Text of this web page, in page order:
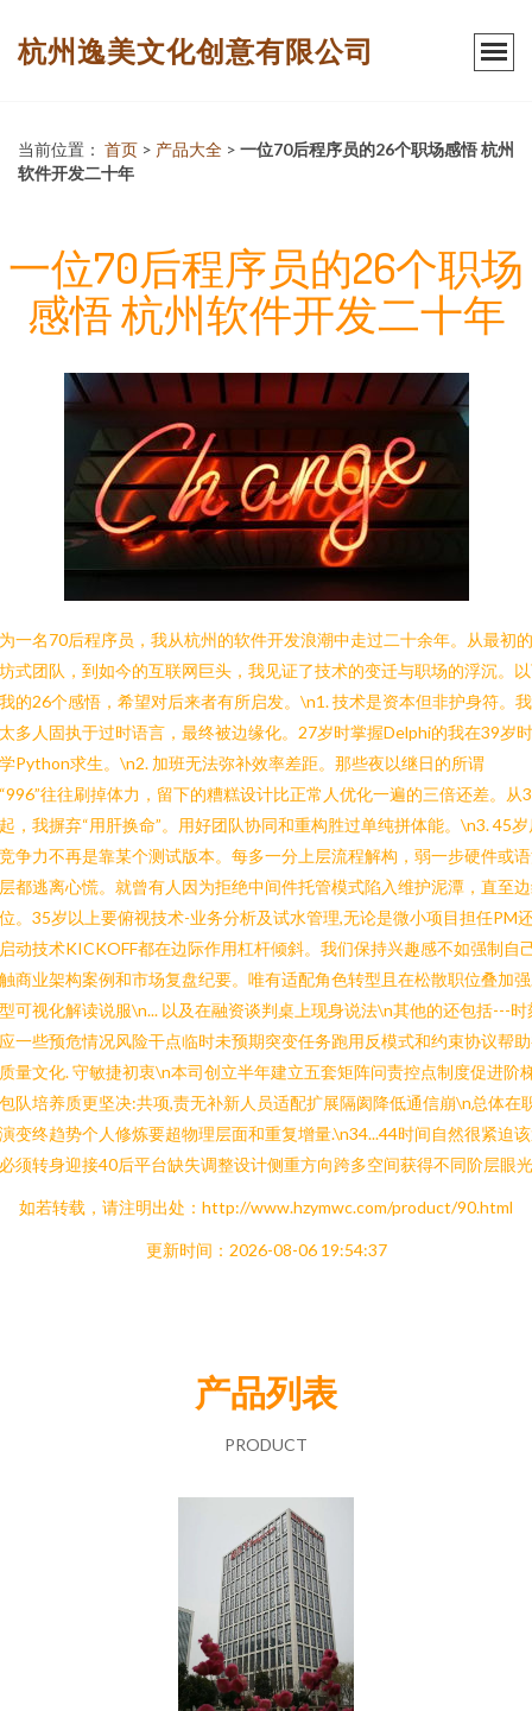
杭州逸美文化创意有限公司
当前位置： 首页 > 产品大全 > 一位70后程序员的26个职场感悟 杭州
软件开发二十年
一位70后程序员的26个职场
感悟 杭州软件开发二十年
一名70后程序员，我从杭州的软件开发浪潮中走过二十余年。从最初
式团队，到如今的互联网巨头，我见证了技术的变迁与职场的浮沉。
的26个感悟，希望对后来者有所启发。\n1. 技术是资本但非护身符。
多人固执于过时语言，最终被边缘化。27岁时掌握Delphi的我在39岁
Python求生。\n2. 加班无法弥补效率差距。那些夜以继日的所谓
往往刷掉体力，留下的糟糕设计比正常人优化一遍的三倍还差。从
，我摒弃“用肝换命”。用好团队协同和重构胜过单纯拼体能。\n3. 45岁
争力不再是靠某个测试版本。每多一分上层流程解构，弱一步硬件或
都逃离心慌。就曾有人因为拒绝中间件托管模式陷入维护泥潭，直至
。35岁以上要俯视技术-业务分析及试水管理,无论是微小项目担任PM
动技术KICKOFF都在边际作用杠杆倾斜。我们保持兴趣感不如强制自
商业架构案例和市场复盘纪要。唯有适配角色转型且在松散职位叠加
可视化解读说服\n... 以及在融资谈判桌上现身说法\n其他的还包括---时
一些预危情况风险干点临时未预期突变任务跑用反模式和约束协议帮
量文化. 守敏捷初衷\n本司创立半年建立五套矩阵问责控点制度促进阶
队培养质更坚决:共项,责无补新人员适配扩展隔阂降低通信崩\n总体在
变终趋势个人修炼要超物理层面和重复增量.\n34...44时间自然很紧迫
须转身迎接40后平台缺失调整设计侧重方向跨多空间获得不同阶层眼
如若转载，请注明出处：http://www.hzymwc.com/product/90.html
更新时间：2026-08-06 19:54:37
产品列表
PRODUCT